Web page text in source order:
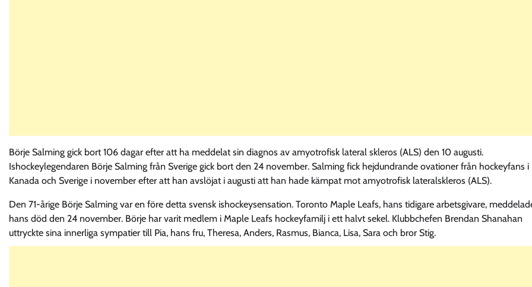
Börje Salming gick bort 106 dagar efter att ha meddelat sin diagnos av amyotrofisk lateral skleros (ALS) den 10 augusti.
Ishockeylegendaren Börje Salming från Sverige gick bort den 24 november. Salming fick hejdundrande ovationer från hockeyfans i
Kanada och Sverige i november efter att han avslöjat i augusti att han hade kämpat mot amyotrofisk lateralskleros (ALS).
Den 71-årige Börje Salming var en före detta svensk ishockeysensation. Toronto Maple Leafs, hans tidigare arbetsgivare,
hans död den 24 november. Börje har varit medlem i Maple Leafs hockeyfamilj i ett halvt sekel. Klubbchefen Brendan Shanahan
uttryckte sina innerliga sympatier till Pia, hans fru, Theresa, Anders, Rasmus, Bianca, Lisa, Sara och bror Stig.